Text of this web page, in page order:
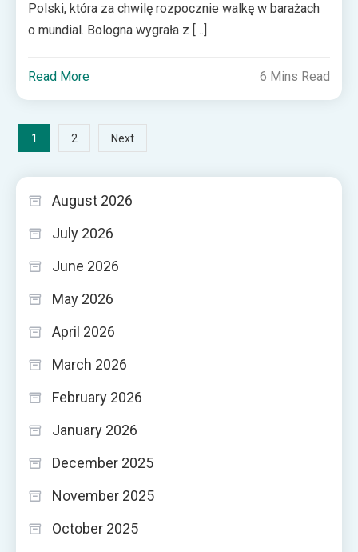
Polski, która za chwilę rozpocznie walkę w barażach
o mundial. Bologna wygrała z […]
Read More 6 Mins Read
Posts
pagination
1 2 Next
August 2026
July 2026
June 2026
May 2026
April 2026
March 2026
February 2026
January 2026
December 2025
November 2025
October 2025